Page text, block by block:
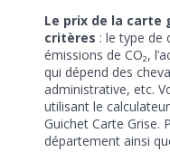
Le prix de la carte
critères : le type de
émissions de CO₂,
qui dépend des
administrative, etc.
utilisant le
Guichet Carte Grise.
département ainsi